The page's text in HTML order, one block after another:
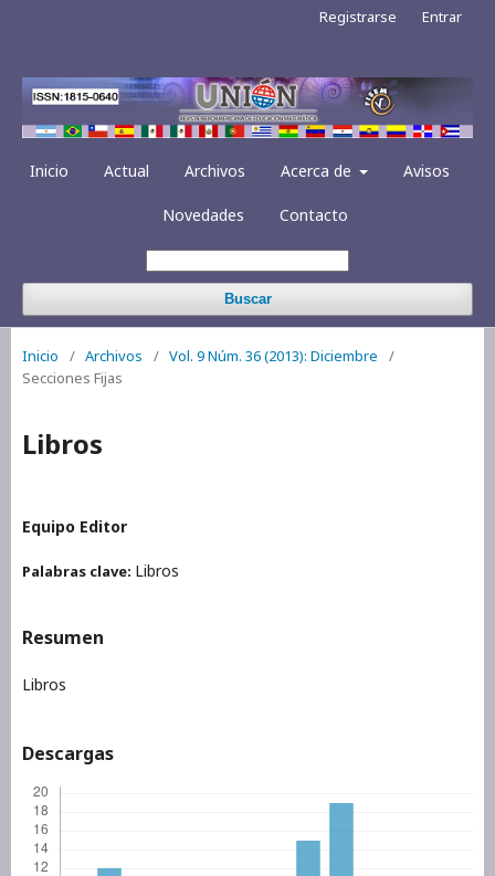
Inicio Actual Archivos Acerca de Avisos
Novedades Contacto
Buscar
Registrarse Entrar
Inicio / Archivos / Vol. 9 Núm. 36 (2013): Diciembre
/
Secciones Fijas
Libros
Equipo Editor
Palabras clave: Libros
Resumen
Libros
Descargas